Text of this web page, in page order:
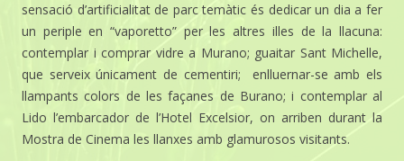
sensació d’artificialitat de parc temàtic és dedicar un dia a fer
un periple en “vaporetto” per les altres illes de la llacuna:
contemplar i comprar vidre a Murano; guaitar Sant Michelle,
que serveix únicament de cementiri; enlluernar-se amb els
llampants colors de les façanes de Burano; i contemplar al
Lido l’embarcador de l’Hotel Excelsior, on arriben durant la
Mostra de Cinema les llanxes amb glamurosos visitants.